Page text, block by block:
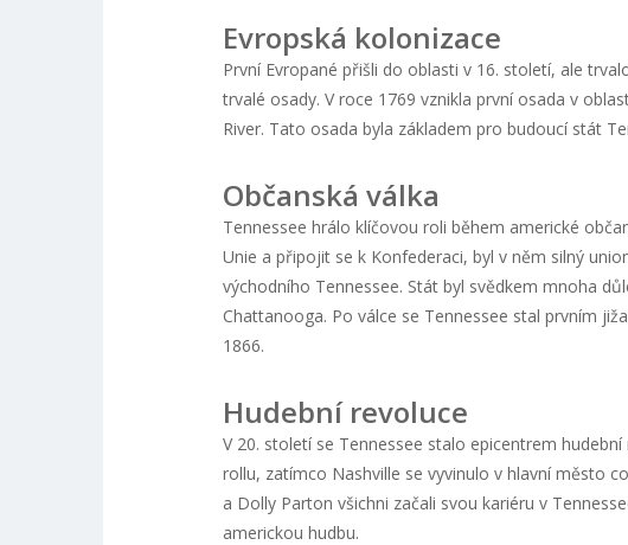
Evropská kolonizace
První Evropané přišli do oblasti v 16. století, ale
trvalé osady. V roce 1769 vznikla první osada v
River. Tato osada byla základem pro budoucí stát
Občanská válka
Tennessee hrálo klíčovou roli během americké
Unie a připojit se k Konfederaci, byl v něm silný
východního Tennessee. Stát byl svědkem mnoha
Chattanooga. Po válce se Tennessee stal prvním
1866.
Hudební revoluce
V 20. století se Tennessee stalo epicentrem
rollu, zatímco Nashville se vyvinulo v hlavní město
a Dolly Parton všichni začali svou kariéru v
americkou hudbu.